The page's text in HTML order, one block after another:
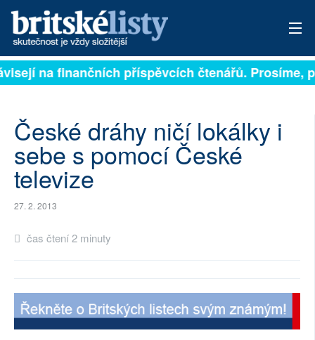
PŘIHLÁSIT
ARCHIV
ROZHOVORY
TÉMATA
NEJČTENĚJŠÍ ZA 7 DNÍ
PŘÍSPĚVKY NA PROVOZ
SOCIÁLNÍ SÍTĚ
na finančních příspěvcích čtenářů. Prosíme,
České dráhy ničí lokálky i
sebe s pomocí České
televize
27. 2. 2013
čas čtení 2 minuty